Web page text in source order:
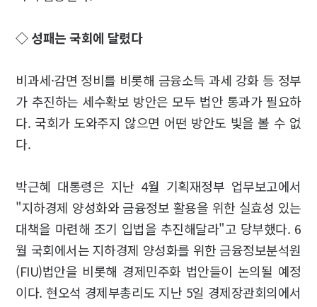
◇ 성패는 국회에 달렸다
비과세·감면 정비를 비롯해 금융소득 과세 강화 등 정부
가 추진하는 세수확보 방안은 모두 법안 통과가 필요하
다. 국회가 도와주지 않으면 어떤 방안도 빛을 볼 수 없
다.
박근혜 대통령은 지난 4월 기획재정부 업무보고에서
"지하경제 양성화와 금융정보 활용을 위한 실효성 있는
대책을 마련해 조기 입법을 추진해달라"고 당부했다. 6
월 국회에서는 지하경제 양성화를 위한 금융정보분석원
(FIU)법안을 비롯해 경제민주화 법안들이 논의될 예정
이다. 현오석 경제부총리도 지난 5일 경제장관회의에서